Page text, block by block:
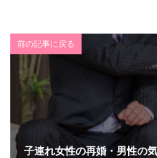
前の記事に戻る
子連れ女性の再婚・男性の